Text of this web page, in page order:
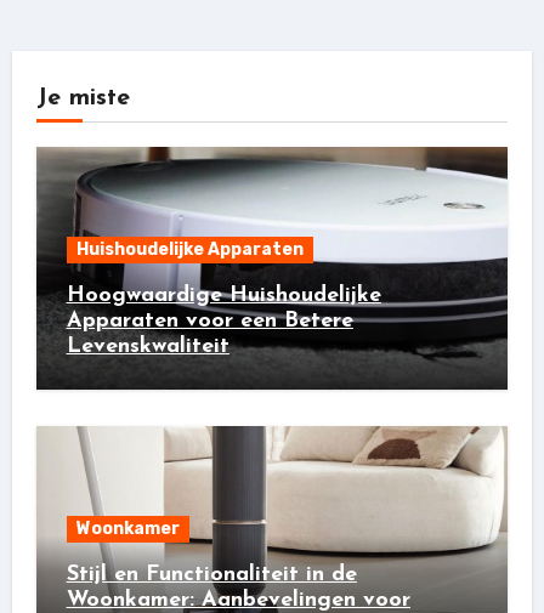
Je miste
Huishoudelijke Apparaten
Hoogwaardige Huishoudelijke
Apparaten voor een Betere
Levenskwaliteit
Woonkamer
Stijl en Functionaliteit in de
Woonkamer: Aanbevelingen voor